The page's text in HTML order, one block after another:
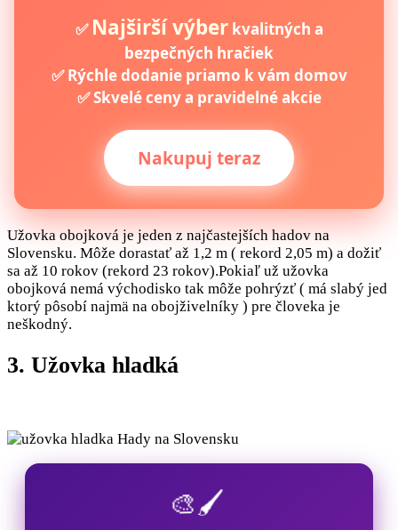
✅ Najširší výberkvalitných a
bezpečných hračiek
✅ Rýchle dodanie priamo k vám domov
✅ Skvelé ceny a pravidelné akcie
Nakupuj teraz
Užovka obojková je jeden z najčastejších hadov na
Slovensku. Môže dorastať až 1,2 m ( rekord 2,05 m) a dožiť
sa až 10 rokov (rekord 23 rokov).Pokiaľ už užovka
obojková nemá východisko tak môže pohrýzť ( má slabý jed
ktorý pôsobí najmä na obojživelníky ) pre človeka je
neškodný.
3. Užovka hladká
🎨🖌️